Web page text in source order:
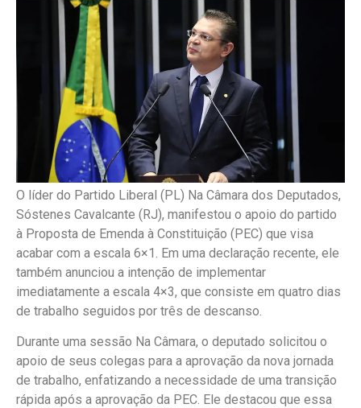
O líder do Partido Liberal (PL) Na Câmara dos Deputados,
Sóstenes Cavalcante (RJ), manifestou o apoio do partido
à Proposta de Emenda à Constituição (PEC) que visa
acabar com a escala 6×1. Em uma declaração recente, ele
também anunciou a intenção de implementar
imediatamente a escala 4×3, que consiste em quatro dias
de trabalho seguidos por três de descanso.
Durante uma sessão Na Câmara, o deputado solicitou o
apoio de seus colegas para a aprovação da nova jornada
de trabalho, enfatizando a necessidade de uma transição
rápida após a aprovação da PEC. Ele destacou que essa